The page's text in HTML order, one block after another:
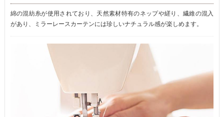
綿の混紡糸が使用されており、天然素材特有のネップや縒り、繊維の混入
があり、ミラーレースカーテンには珍しいナチュラル感が楽しめます。